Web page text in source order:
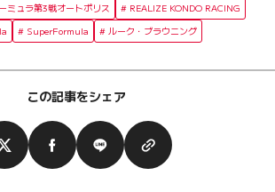
ミュラ第3戦オートポリス
REALIZE KONDO RACING
SuperFormula ルーク・ブラウニング
この記事をシェア